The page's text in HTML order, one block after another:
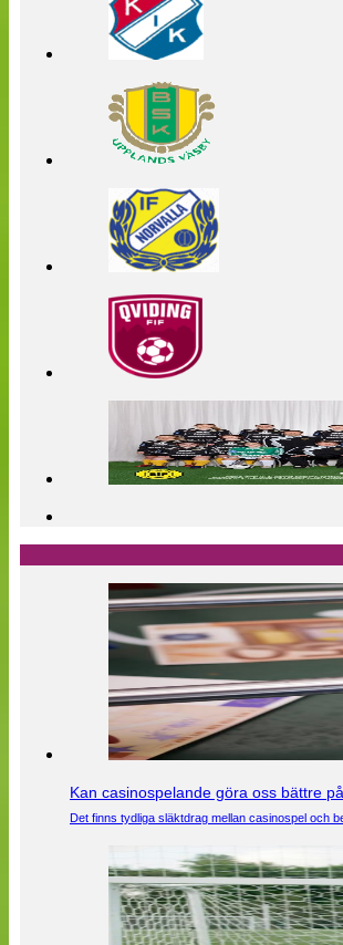
Kan casinospelande göra oss bättre
Det finns tydliga släktdrag mellan casinospel och